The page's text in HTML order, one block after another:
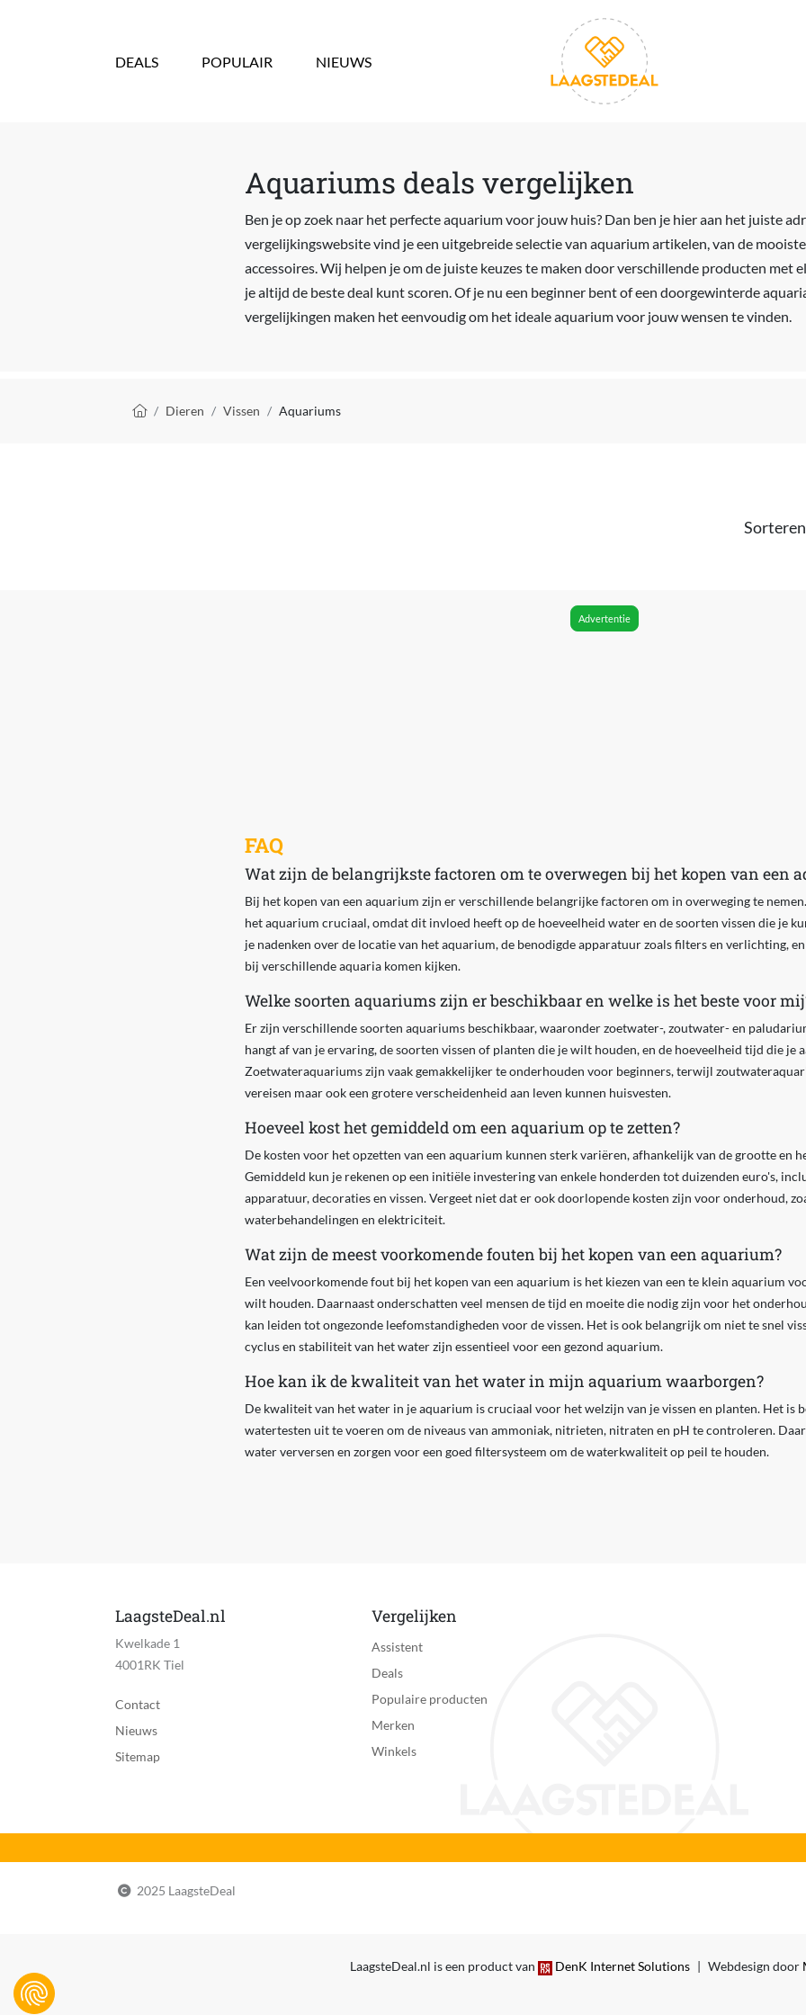
DEALS POPULAIR NIEUWS
Aquariums deals vergelijken
Ben je op zoek naar het perfecte aquarium voor jouw huis? Dan ben je hier aan het juiste
vergelijkingswebsite vind je een uitgebreide selectie van aquarium artikelen, van de
accessoires. Wij helpen je om de juiste keuzes te maken door verschillende producten met
je altijd de beste deal kunt scoren. Of je nu een beginner bent of een doorgewinterde
vergelijkingen maken het eenvoudig om het ideale aquarium voor jouw wensen te vinden.
Kruimelpad
Dieren Vissen Aquariums
Advertentie
FAQ
Wat zijn de belangrijkste factoren om te overwegen bij het kopen van een
Bij het kopen van een aquarium zijn er verschillende belangrijke factoren om in overweging te
het aquarium cruciaal, omdat dit invloed heeft op de hoeveelheid water en de soorten vissen die je
je nadenken over de locatie van het aquarium, de benodigde apparatuur zoals filters en verlichting,
bij verschillende aquaria komen kijken.
Welke soorten aquariums zijn er beschikbaar en welke is het beste voor
Er zijn verschillende soorten aquariums beschikbaar, waaronder zoetwater-, zoutwater- en
hangt af van je ervaring, de soorten vissen of planten die je wilt houden, en de hoeveelheid tijd die je
Zoetwateraquariums zijn vaak gemakkelijker te onderhouden voor beginners, terwijl
vereisen maar ook een grotere verscheidenheid aan leven kunnen huisvesten.
Hoeveel kost het gemiddeld om een aquarium op te zetten?
De kosten voor het opzetten van een aquarium kunnen sterk variëren, afhankelijk van de grootte en
Gemiddeld kun je rekenen op een initiële investering van enkele honderden tot duizenden euro's,
apparatuur, decoraties en vissen. Vergeet niet dat er ook doorlopende kosten zijn voor onderhoud,
waterbehandelingen en elektriciteit.
Wat zijn de meest voorkomende fouten bij het kopen van een aquarium?
Een veelvoorkomende fout bij het kopen van een aquarium is het kiezen van een te klein aquarium
wilt houden. Daarnaast onderschatten veel mensen de tijd en moeite die nodig zijn voor het
kan leiden tot ongezonde leefomstandigheden voor de vissen. Het is ook belangrijk om niet te snel
cyclus en stabiliteit van het water zijn essentieel voor een gezond aquarium.
Hoe kan ik de kwaliteit van het water in mijn aquarium waarborgen?
De kwaliteit van het water in je aquarium is cruciaal voor het welzijn van je vissen en planten. Het is
watertesten uit te voeren om de niveaus van ammoniak, nitrieten, nitraten en pH te controleren.
water verversen en zorgen voor een goed filtersysteem om de waterkwaliteit op peil te houden.
LaagsteDeal.nl
Kwelkade 1
4001RK Tiel
Contact
Nieuws
Sitemap
Vergelijken
Assistent
Deals
Populaire producten
Merken
Winkels
2025 LaagsteDeal
LaagsteDeal.nl is een product van DenK Internet Solutions Webdesign door